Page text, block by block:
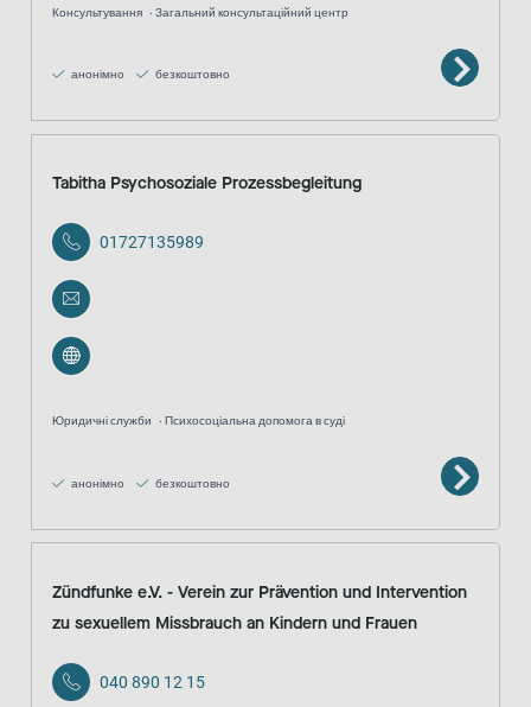
Консультування Загальний консультаційний центр
анонімно безкоштовно
Tabitha Psychosoziale Prozessbegleitung
01727135989
Юридичні служби Психосоціальна допомога в суді
анонімно безкоштовно
Zündfunke e.V. - Verein zur Prävention und Intervention
zu sexuellem Missbrauch an Kindern und Frauen
040 890 12 15